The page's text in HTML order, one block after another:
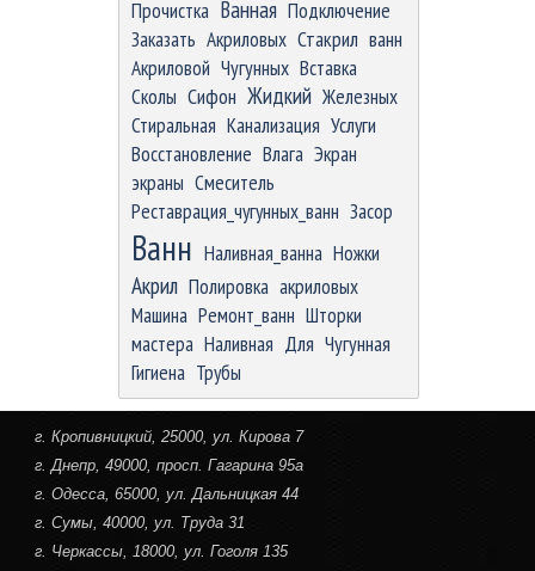
Прочистка Ванная Подключение
Заказать Акриловых Стакрил ванн
Акриловой Чугунных Вставка
Сколы Сифон Жидкий Железных
Стиральная Канализация Услуги
Восстановление Влага Экран
экраны Смеситель
Реставрация_чугунных_ванн Засор
Ванн Наливная_ванна Ножки
Акрил Полировка акриловых
Машина Ремонт_ванн Шторки
мастера Наливная Для Чугунная
Гигиена Трубы
г. Кропивницкий, 25000, ул. Кирова 7
г. Днепр, 49000, просп. Гагарина 95а
г. Одесса, 65000, ул. Дальницкая 44
г. Сумы, 40000, ул. Труда 31
г. Черкассы, 18000, ул. Гоголя 135